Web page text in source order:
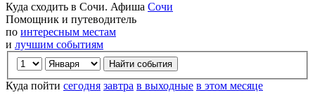
Куда сходить в Сочи. Афиша Сочи
Помощник и путеводитель
по интересным местам
и лучшим событиям
Куда пойти сегодня завтра в выходные в этом месяце